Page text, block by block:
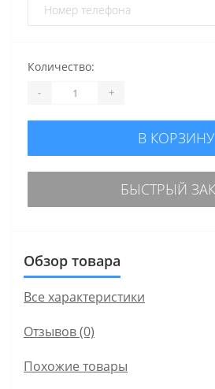
Количество:
- +
В КОРЗИНУ
БЫСТРЫЙ
Обзор товара
Все характеристики
Отзывов (0)
Похожие товары